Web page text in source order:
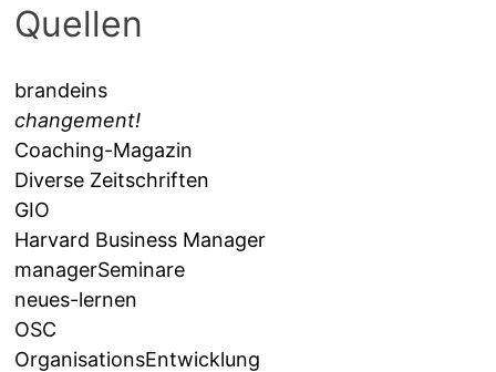
Quellen
brandeins
changement!
Coaching-Magazin
Diverse Zeitschriften
GIO
Harvard Business Manager
managerSeminare
neues-lernen
OSC
OrganisationsEntwicklung